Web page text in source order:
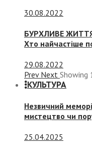
30.08.2022
БУРХЛИВЕ
Хто найчастіше
29.08.2022
Prev Next Showing
КУЛЬТУРА
Незвичний
мистецтво чи
25.04.2025